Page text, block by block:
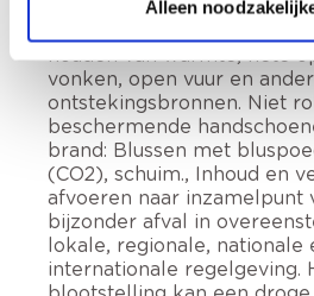
Alleen
Ontvlambare vloeistof en
houden van warmte, hete
vonken, open vuur en
ontstekingsbronnen. Niet
beschermende
brand: Blussen met
(CO2), schuim., Inhoud en
afvoeren naar inzamelpunt
bijzonder afval in
lokale, regionale, nationale
internationale regelgeving.